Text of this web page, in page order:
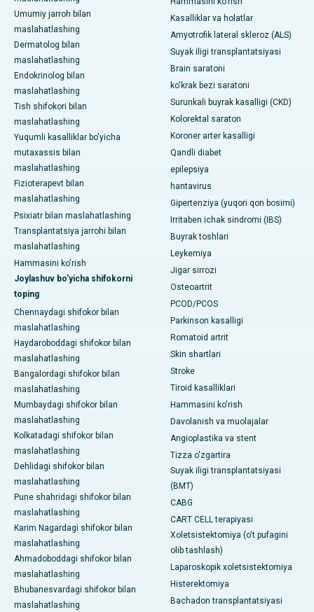
Umumiy jarroh bilan
maslahatlashing
Dermatolog bilan
maslahatlashing
Endokrinolog bilan
maslahatlashing
Tish shifokori bilan
maslahatlashing
Yuqumli kasalliklar bo'yicha
mutaxassis bilan
maslahatlashing
Fizioterapevt bilan
maslahatlashing
Psixiatr bilan maslahatlashing
Transplantatsiya jarrohi bilan
maslahatlashing
Hammasini ko'rish
Joylashuv bo'yicha shifokorni
toping
Chennaydagi shifokor bilan
maslahatlashing
Haydaroboddagi shifokor bilan
maslahatlashing
Bangalordagi shifokor bilan
maslahatlashing
Mumbaydagi shifokor bilan
maslahatlashing
Kolkatadagi shifokor bilan
maslahatlashing
Dehlidagi shifokor bilan
maslahatlashing
Pune shahridagi shifokor bilan
maslahatlashing
Karim Nagardagi shifokor bilan
maslahatlashing
Ahmadoboddagi shifokor bilan
maslahatlashing
Bhubanesvardagi shifokor bilan
maslahatlashing
Kasalliklar va holatlar
Amyotrofik lateral skleroz (ALS)
Suyak iligi transplantatsiyasi
Brain saratoni
ko'krak bezi saratoni
Surunkali buyrak kasalligi (CKD)
Kolorektal saraton
Koroner arter kasalligi
Qandli diabet
epilepsiya
hantavirus
Gipertenziya (yuqori qon bosimi)
Irritaben ichak sindromi (IBS)
Buyrak toshlari
Leykemiya
Jigar sirrozi
Osteoartrit
PCOD/PCOS
Parkinson kasalligi
Romatoid artrit
Skin shartlari
Stroke
Tiroid kasalliklari
Hammasini ko'rish
Davolanish va muolajalar
Angioplastika va stent
Tizza o'zgartira
Suyak iligi transplantatsiyasi
(BMT)
CABG
CART CELL terapiyasi
Xoletsistektomiya (o't pufagini
olib tashlash)
Laparoskopik xoletsistektomiya
Histerektomiya
Bachadon transplantatsiyasi